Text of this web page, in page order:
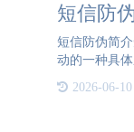
短信防
短信防伪简
动的一种具
询方式，通
号码，回复
2026-06-